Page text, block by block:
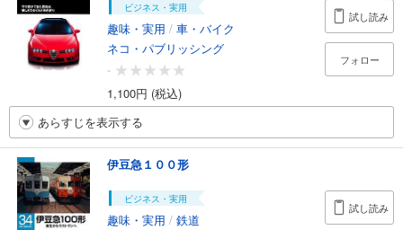
ビジネス・実用
趣味・実用 / 車・バイク
ネコ・パブリッシング
-
1,100円 (税込)
試し読み
フォロー
あらすじを表示する
伊豆急１００形
ビジネス・実用
趣味・実用 / 鉄道
試し読み